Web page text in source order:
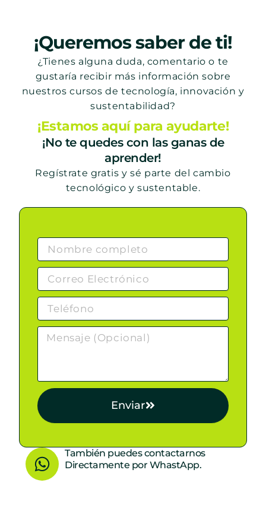
¡Queremos saber de ti!
¿Tienes alguna duda, comentario o te
gustaría recibir más información sobre
nuestros cursos de tecnología, innovación y
sustentabilidad?
¡Estamos aquí para ayudarte!
¡No te quedes con las ganas de
aprender!
Regístrate gratis y sé parte del cambio
tecnológico y sustentable.
Enviar
W
h
También puedes contactarnos
Directamente por WhastApp.